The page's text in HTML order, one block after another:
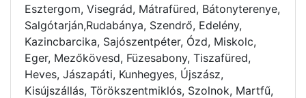
Esztergom, Visegrád, Mátrafüred, Bátonyterenye,
Salgótarján,Rudabánya, Szendrő, Edelény,
Kazincbarcika, Sajószentpéter, Ózd, Miskolc,
Eger, Mezőkövesd, Füzesabony, Tiszafüred,
Heves, Jászapáti, Kunhegyes, Újszász,
Kisújszállás, Törökszentmiklós, Szolnok, Martfű,